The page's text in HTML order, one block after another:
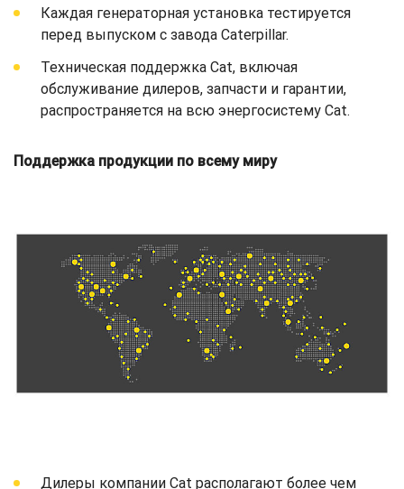
Каждая генераторная установка тестируется
перед выпуском с завода Caterpillar.
Техническая поддержка Cat, включая
обслуживание дилеров, запчасти и гарантии,
распространяется на всю энергосистему Cat.
Поддержка продукции по всему миру
Дилеры компании Cat располагают более чем